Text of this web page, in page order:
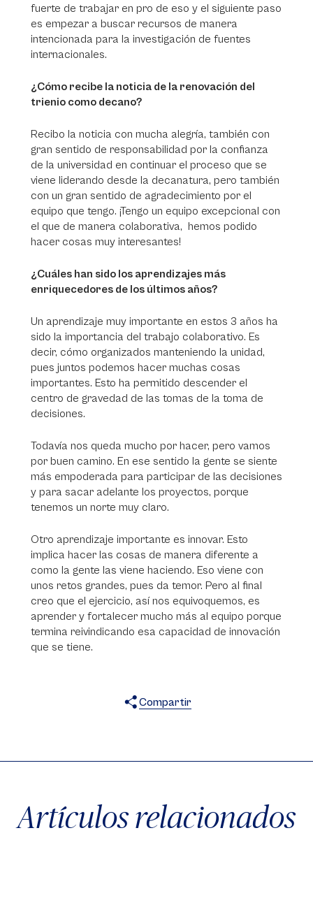
fuerte de trabajar en pro de eso y el siguiente paso
es empezar a buscar recursos de manera
intencionada para la investigación de fuentes
internacionales.
¿Cómo recibe la noticia de la renovación del
trienio como decano?
Recibo la noticia con mucha alegría, también con
gran sentido de responsabilidad por la confianza
de la universidad en continuar el proceso que se
viene liderando desde la decanatura, pero también
con un gran sentido de agradecimiento por el
equipo que tengo. ¡Tengo un equipo excepcional con
el que de manera colaborativa, hemos podido
hacer cosas muy interesantes!
¿Cuáles han sido los aprendizajes más
enriquecedores de los últimos años?
Un aprendizaje muy importante en estos 3 años ha
sido la importancia del trabajo colaborativo. Es
decir, cómo organizados manteniendo la unidad,
pues juntos podemos hacer muchas cosas
importantes. Esto ha permitido descender el
centro de gravedad de las tomas de la toma de
decisiones.
Todavía nos queda mucho por hacer, pero vamos
por buen camino. En ese sentido la gente se siente
más empoderada para participar de las decisiones
y para sacar adelante los proyectos, porque
tenemos un norte muy claro.
Otro aprendizaje importante es innovar. Esto
implica hacer las cosas de manera diferente a
como la gente las viene haciendo. Eso viene con
unos retos grandes, pues da temor. Pero al final
creo que el ejercicio, así nos equivoquemos, es
aprender y fortalecer mucho más al equipo porque
termina reivindicando esa capacidad de innovación
que se tiene.
Compartir
Artículos relacionados